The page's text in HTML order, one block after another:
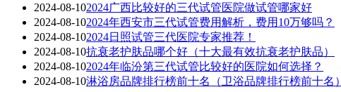
2024-08-102024广西比较好的三代试管医院做试管哪家好
2024-08-102024年西安市三代试管费用解析，费用10万够吗？
2024-08-102024日照试管三代医院专家推荐！
2024-08-10抗衰老护肤品哪个好（十大最有效抗衰老护肤品）
2024-08-102024年临汾第三代试管比较好的医院如何选择？
2024-08-10淋浴房品牌排行榜前十名（卫浴品牌排行榜前十名）